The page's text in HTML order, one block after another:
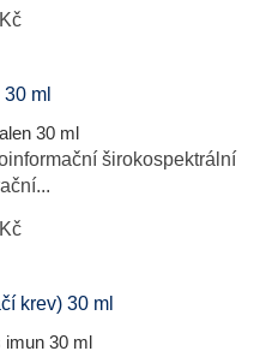
30 ml
širokospektrální
imun 30 ml